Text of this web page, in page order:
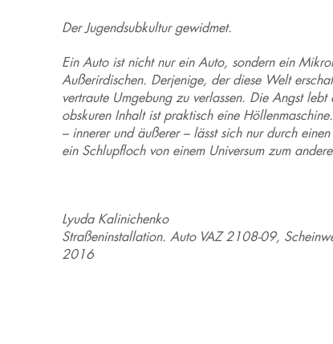
Der Jugendsubkultur gewidmet.
Ein Auto ist nicht nur ein Auto, sondern ein
Außerirdischen. Derjenige, der diese Welt
vertraute Umgebung zu verlassen. Die Angst
obskuren Inhalt ist praktisch eine
– innerer und äußerer – lässt sich nur durch
ein Schlupfloch von einem Universum zum
Lyuda Kalinichenko
Straßeninstallation. Auto VAZ 2108-09,
2016